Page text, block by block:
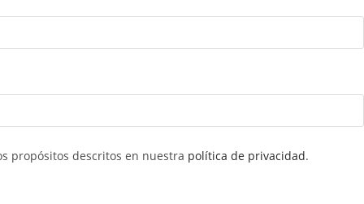
propósitos descritos en nuestra política de privacidad.